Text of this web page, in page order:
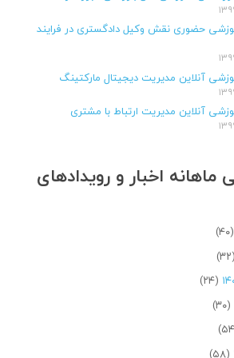
حضوری نقش وکیل دادگستری در فرایند
آنلاین مدیریت دیجیتال مارکتینگ
آنلاین مدیریت ارتباط با مشتری
ماهانه اخبار و رویدادهای
(۴۰)
(۳۲)
(۲۴)
(۳۰)
(۵۸)